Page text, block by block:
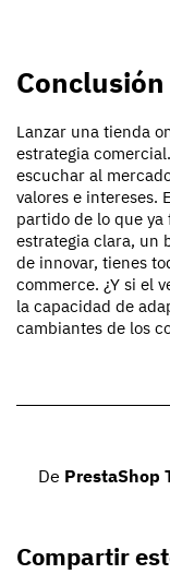
Conclusión
Lanzar una tienda
estrategia
escuchar al
valores e intereses.
partido de lo que
estrategia clara, un
de innovar, tienes
commerce. ¿Y si el
la capacidad de
cambiantes de los
De PrestaShop
Compartir